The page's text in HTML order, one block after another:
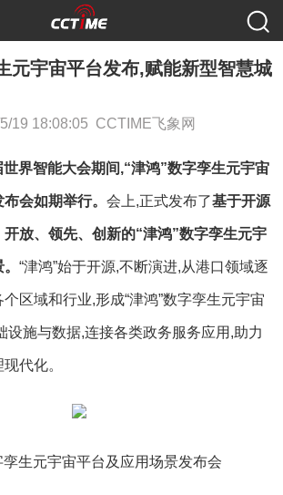
元宇宙平台发布,赋能新型智慧城
19 18:08:05 CCTIME飞象网
界智能大会期间,“津鸿”数字孪生元宇宙
会如期举行。 会上,正式发布了基于开源
放、领先、创新的“津鸿”数字孪生元宇
。 “津鸿”始于开源,不断演进,从港口领域逐
区域和行业,形成“津鸿”数字孪生元宇宙
设施与数据,连接各类政务服务应用,助力
代化。
孪生元宇宙平台及应用场景发布会